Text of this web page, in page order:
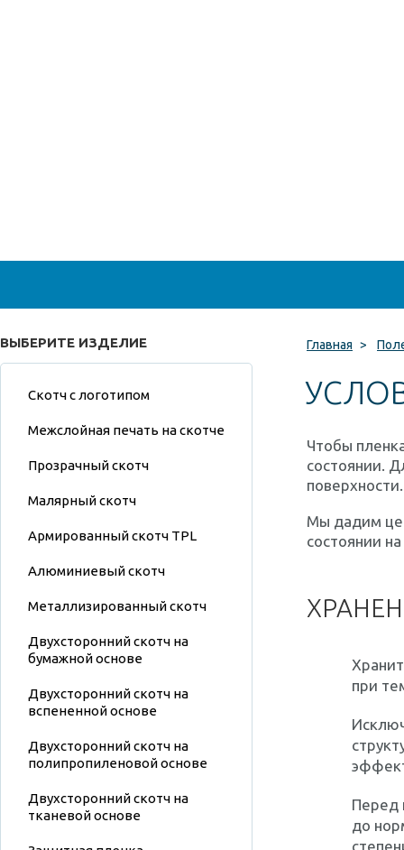
ВЫБЕРИТЕ ИЗДЕЛИЕ
Скотч с логотипом
Межслойная печать на скотче
Прозрачный скотч
Малярный скотч
Армированный скотч TPL
Алюминиевый скотч
Металлизированный скотч
Двухсторонний скотч на
бумажной основе
Двухсторонний скотч на
вспененной основе
Двухсторонний скотч на
полипропиленовой основе
Двухсторонний скотч на
тканевой основе
Главная >
Чтобы
состоянии.
поверхности.
Мы дадим
состоянии
при
Перед
до